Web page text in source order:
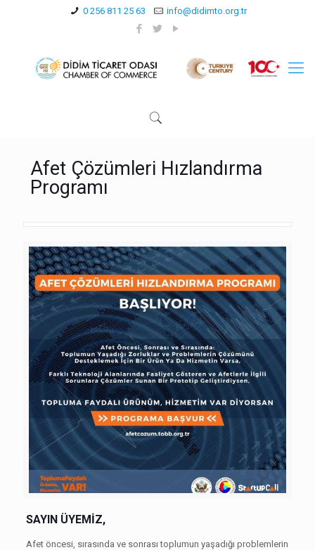
0 256 811 25 63 info@didimto.org.tr
Afet Çözümleri Hızlandırma
Programı
SAYIN ÜYEMİZ,
Afet öncesi, sırasında ve sonrası toplumun yaşadığı problemlerin